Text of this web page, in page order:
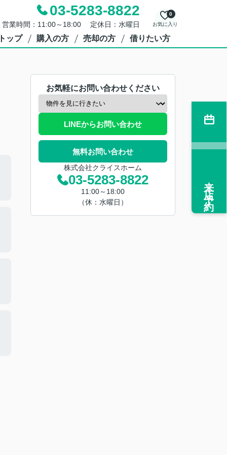
03-5283-8822
営業時間：11:00～18:00 定休日：水曜日 お気に入り
0
ップ 購入の方 売却の方 借りたい方
お気軽にお問い合わせください
LINEからお問い合わせ
無料お問い合わせ
株式会社クライスホーム
03-5283-8822
11:00～18:00
（休：水曜日）
来店予約